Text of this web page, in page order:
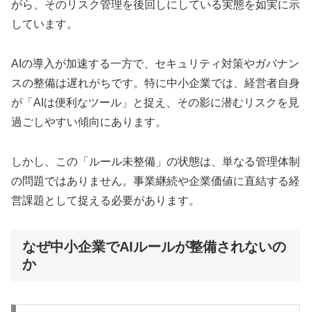
がら、そのリスク管理を後回しにしている実態を如実に示
しています。
AIの導入が加速する一方で、セキュリティ対策やガバナン
スの整備は遅れがちです。特に中小企業では、経営者自身
が「AIは便利なツール」と捉え、その影に潜むリスクを見
過ごしやすい傾向にあります。
しかし、この「ルール未整備」の状態は、単なる管理体制
の問題ではありません。事業継続や企業価値に直結する経
営課題として捉える必要があります。
なぜ中小企業でAIルールが整備されないの
か